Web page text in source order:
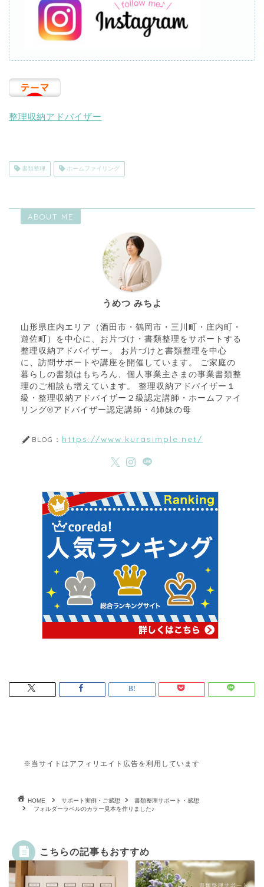
整理収納アドバイザー
書類整理 ホームファイリング
ABOUT ME
うめつ みちよ
山形県庄内エリア（酒田市・鶴岡市・三川町・庄内町・
遊佐町）を中心に、お片づけ・書類整理をサポートする
整理収納アドバイザー。 お片づけと書類整理を中心
に、訪問サポートや講座を開催しています。 ご家庭の
暮らしの書類はもちろん、個人事業主さまの事業書類整
理のご相談も増えています。 整理収納アドバイザー１
級・整理収納アドバイザー２級認定講師・ホームファイ
リング®アドバイザー認定講師・4姉妹の母
BLOG： https://www.kurasimple.net/
※当サイトはアフィリエイト広告を利用しています
HOME サポート実例・ご感想
書類整理サポート・感想
フォルダーラベルのカラー見本を作りました♪
こちらの記事もおすすめ